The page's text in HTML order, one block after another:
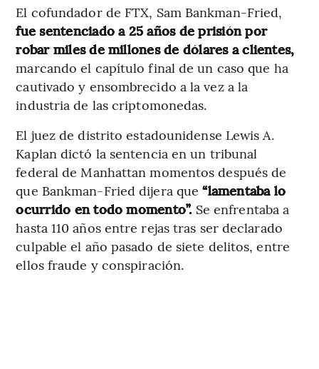
El cofundador de FTX, Sam Bankman-Fried,
fue sentenciado a 25 años de prisión por
robar miles de millones de dólares a clientes,
marcando el capítulo final de un caso que ha
cautivado y ensombrecido a la vez a la
industria de las criptomonedas.
El juez de distrito estadounidense Lewis A.
Kaplan dictó la sentencia en un tribunal
federal de Manhattan momentos después de
que Bankman-Fried dijera que“lamentaba lo
ocurrido en todo momento”. Se enfrentaba a
hasta 110 años entre rejas tras ser declarado
culpable el año pasado de siete delitos, entre
ellos fraude y conspiración.